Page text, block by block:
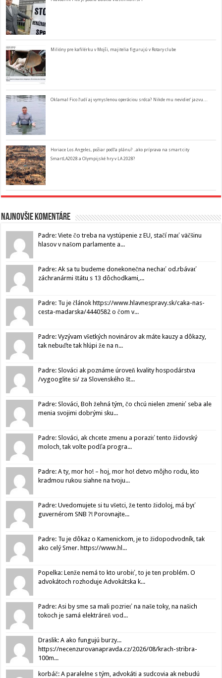
Milióny pre kafilérku v Mojši, majitelia figurujú v Rotary clube
Oklamal Fico ľudí aj vymyslenou operáciou srdca? Nikde mu nevidieť jazvu…
Horiace Los Angeles, požiar podľa plánu? ..ako príprava na smart city
SmartLA2028 a Olympijské hry v LA 2028?
Najnovšie komentáre
Padre: Viete čo treba na vystúpenie z EU, stačí mať väčšinu
hlasov v našom parlamente a...
Padre: Ak sa tu budeme donekonečna nechať od.rbávať
záchranármi štátu s 13 dôchodkami,...
Padre: Tu je článok https://www.hlavnespravy.sk/caka-nas-
cesta-madarska/4440582 o čom v...
Padre: Vyzývam všetkých novinárov ak máte kauzy a dôkazy,
tak nebuďte tak hlúpi že na n...
Padre: Slováci ak poznáme úroveň kvality hospodárstva
/vygooglite si/ za Slovenského št...
Padre: Slováci, Boh žehná tým, čo chcú nielen zmeniť seba ale
menia svojimi dobrými sku...
Padre: Slováci, ak chcete zmenu a poraziť tento židovský
moloch, tak volte podľa progra...
Padre: A ty, mor ho! – hoj, mor ho! detvo môjho rodu, kto
kradmou rukou siahne na tvoju...
Padre: Uvedomujete si tu všetci, že tento židoloj, má byť
guvernérom SNB ?! Porovnajte...
Padre: Tu je dôkaz o Kamenickom, je to židopodvodník, tak
ako celý Smer. https://www.hl...
Popelka: Lenže nemá to kto urobiť, to je ten problém. O
advokátoch rozhoduje Advokátska k...
Padre: Asi by sme sa mali pozrieť na naše toky, na našich
tokoch je samá elektráreň vod...
Draslik: A ako fungujú burzy...
https://necenzurovanapravda.cz/2026/08/krach-stribra-
100m...
korbáč: A paralelne s tým, advokáti a sudcovia ak nebudú